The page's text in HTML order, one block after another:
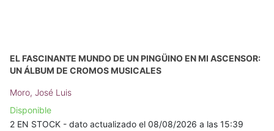
EL FASCINANTE MUNDO DE UN PINGÜINO EN MI ASCENSOR:
UN ÁLBUM DE CROMOS MUSICALES
Moro, José Luis
Disponible
2 EN STOCK - dato actualizado el 08/08/2026 a las 15:39